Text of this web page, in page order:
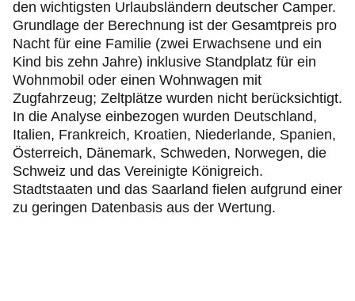
den wichtigsten Urlaubsländern deutscher Camper.
Grundlage der Berechnung ist der Gesamtpreis pro
Nacht für eine Familie (zwei Erwachsene und ein
Kind bis zehn Jahre) inklusive Standplatz für ein
Wohnmobil oder einen Wohnwagen mit
Zugfahrzeug; Zeltplätze wurden nicht berücksichtigt.
In die Analyse einbezogen wurden Deutschland,
Italien, Frankreich, Kroatien, Niederlande, Spanien,
Österreich, Dänemark, Schweden, Norwegen, die
Schweiz und das Vereinigte Königreich.
Stadtstaaten und das Saarland fielen aufgrund einer
zu geringen Datenbasis aus der Wertung.